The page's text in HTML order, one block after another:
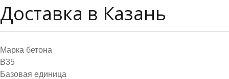
Доставка в Казань
Марка бетона
B35
Базовая единица